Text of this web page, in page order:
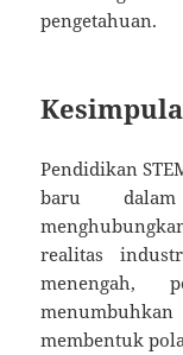
pengetahuan.
Pendidikan
baru
realitas
menengah,
membentuk